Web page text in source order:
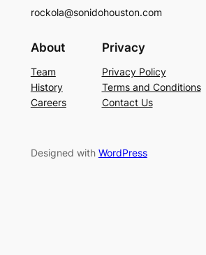
rockola@sonidohouston.com
About
Team
History
Careers
Privacy
Privacy Policy
Terms and Conditions
Contact Us
Designed with WordPress